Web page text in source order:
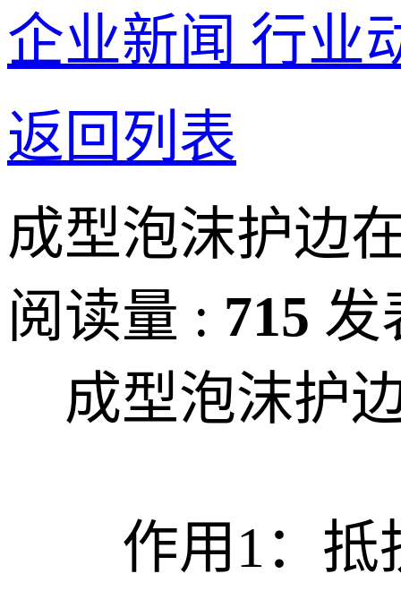
企业新闻 行业
返回列表
成型泡沫护边
阅读量 : 715 发
成型泡沫护
作用1：抵